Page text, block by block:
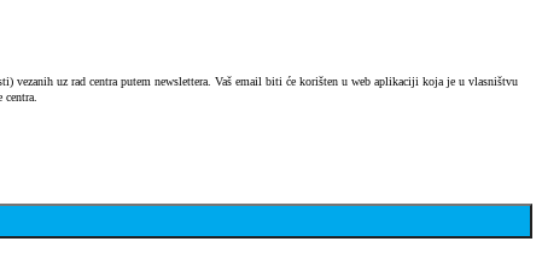
uz rad centra putem newslettera. Vaš email biti će korišten u web aplikaciji koja je u vlasništvu